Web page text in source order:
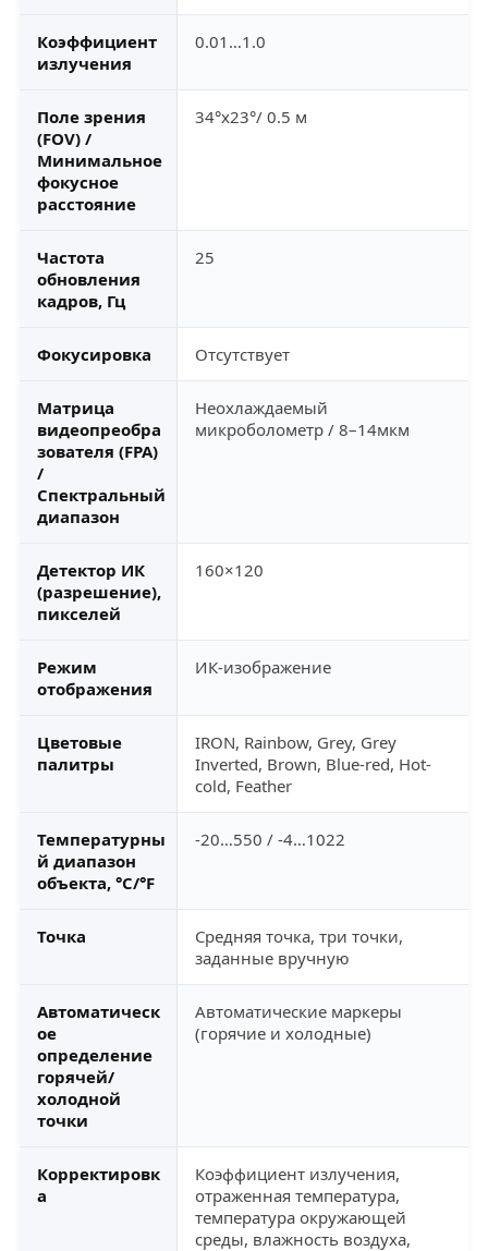
Коэффициент
излучения
0.01…1.0
Поле зрения
(FOV) /
Минимальное
фокусное
расстояние
34°x23°/ 0.5 м
Частота
обновления
кадров, Гц
25
Фокусировка Отсутствует
Матрица
видеопреобра
зователя (FPA)
/
Спектральный
диапазон
Неохлаждаемый
микроболометр / 8–14мкм
Детектор ИК
(разрешение),
пикселей
160×120
Режим
отображения
ИК-изображение
Цветовые
палитры
IRON, Rainbow, Grey, Grey
Inverted, Brown, Blue-red, Hot-
cold, Feather
Температурны
й диапазон
объекта, °С/°F
-20…550 / -4…1022
Точка
Средняя точка, три точки,
заданные вручную
Автоматическ
ое
определение
горячей/
холодной
точки
Автоматические маркеры
(горячие и холодные)
Корректировк
а
Коэффициент излучения,
отраженная температура,
температура окружающей
среды, влажность воздуха,